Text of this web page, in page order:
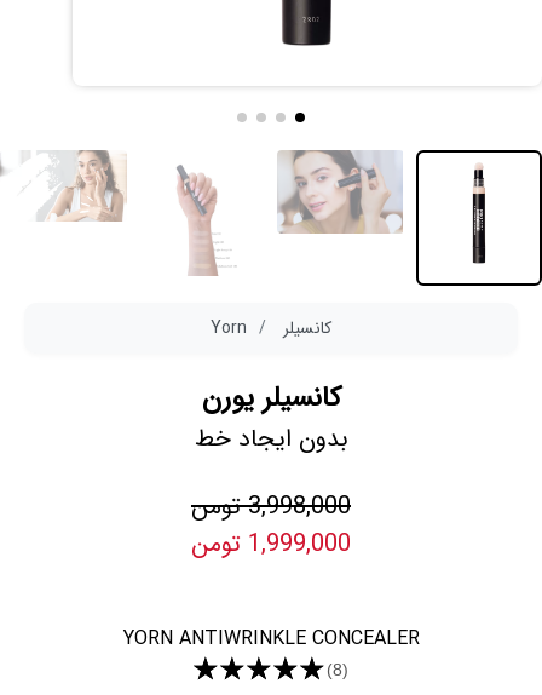
کانسیلر Yorn
کانسیلر یورن
بدون ایجاد خط
3,998,000 تومن
1,999,000 تومن
YORN ANTIWRINKLE CONCEALER
★★★★★(8)